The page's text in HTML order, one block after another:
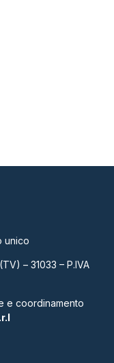
unico
– 31033 – P.IVA
e coordinamento